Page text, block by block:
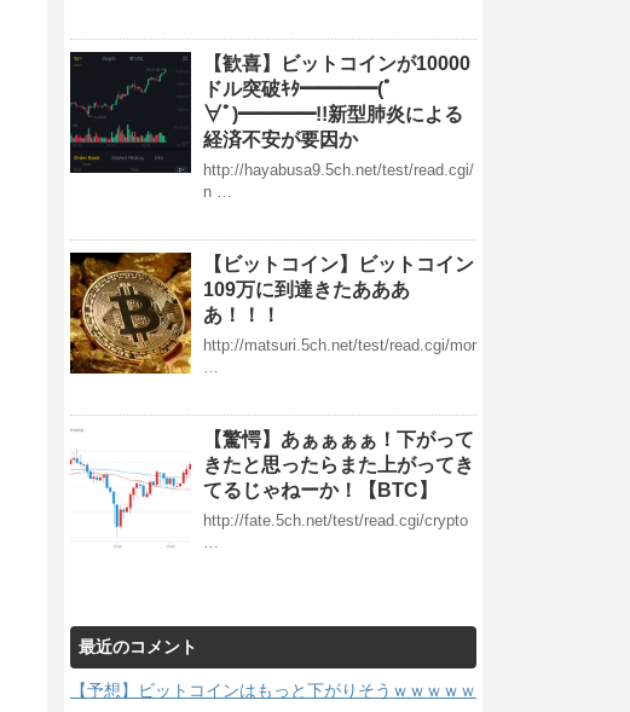
【歓喜】ビットコインが10000
ドル突破ｷﾀ━━━━(ﾟ
∀ﾟ)━━━━!!新型肺炎による
経済不安が要因か
http://hayabusa9.5ch.net/test/read.cgi/
n …
【ビットコイン】ビットコイン
109万に到達きたあああ
あ！！！
http://matsuri.5ch.net/test/read.cgi/mor
…
【驚愕】あぁぁぁぁ！下がって
きたと思ったらまた上がってき
てるじゃねーか！【BTC】
http://fate.5ch.net/test/read.cgi/crypto
…
最近のコメント
【予想】ビットコインはもっと下がりそうｗｗｗｗｗ